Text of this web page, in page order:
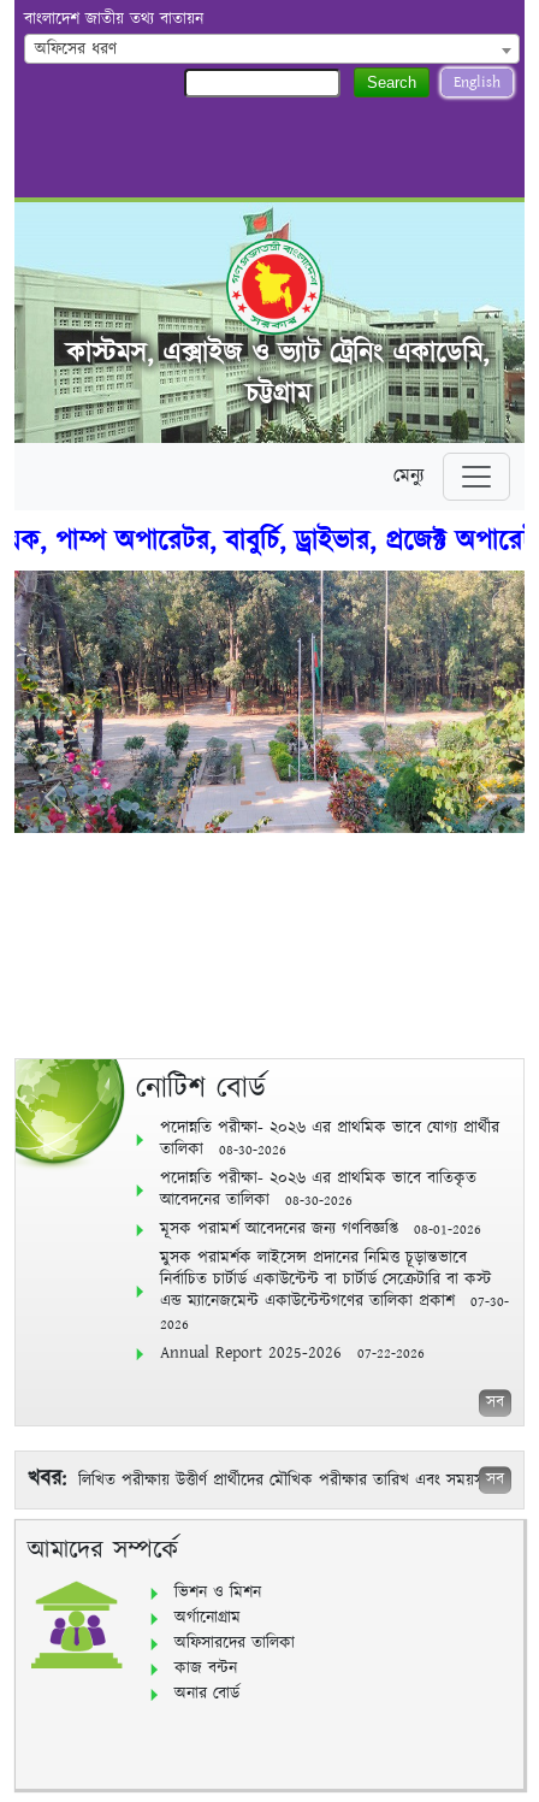
বাংলাদেশ জাতীয় তথ্য বাতায়ন
অফিসের ধরণ
English
Search
কাস্টমস, এক্সাইজ ও ভ্যাট ট্রেনিং একাডেমি,
চট্টগ্রাম
মেন্যু
অপারেটর, বাবুর্চি, ড্রাইভার, প্রজেক্ট অপারেট,
Previous Next
নোটিশ বোর্ড
পদোন্নতি পরীক্ষা- ২০২৬ এর প্রাথমিক ভাবে যোগ্য প্রার্থীর
তালিকা
08-30-2026
পদোন্নতি পরীক্ষা- ২০২৬ এর প্রাথমিক ভাবে বাতিকৃত
আবেদনের তালিকা
08-30-2026
মূসক পরামর্শ আবেদনের জন্য গণবিজ্ঞপ্তি 08-01-2026
মুসক পরামর্শক লাইসেন্স প্রদানের নিমিত্ত চূড়ান্তভাবে
নির্বাচিত চার্টার্ড একাউন্টেন্ট বা চার্টার্ড সেক্রেটারি বা কস্ট
এন্ড ম্যানেজমেন্ট একাউন্টেন্টগণের তালিকা প্রকাশ
07-30-
2026
Annual Report 2025-2026 07-22-2026
সব
খবর: লিখিত পরীক্ষায় উত্তীর্ণ প্রার্থীদের মৌখিক পরীক্ষার তারিখ এবং সময়সূচী
06-14-2026
সব
আমাদের সম্পর্কে
ভিশন ও মিশন
অর্গানোগ্রাম
অফিসারদের তালিকা
কাজ বন্টন
অনার বোর্ড